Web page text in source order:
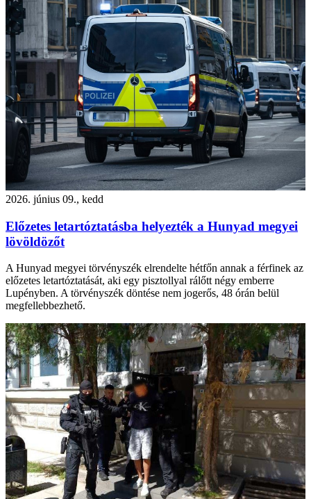
2026. június 09., kedd
Előzetes letartóztatásba helyezték a Hunyad megyei
lövöldözőt
A Hunyad megyei törvényszék elrendelte hétfőn annak a férfinek az
előzetes letartóztatását, aki egy pisztollyal rálőtt négy emberre
Lupényben. A törvényszék döntése nem jogerős, 48 órán belül
megfellebbezhető.